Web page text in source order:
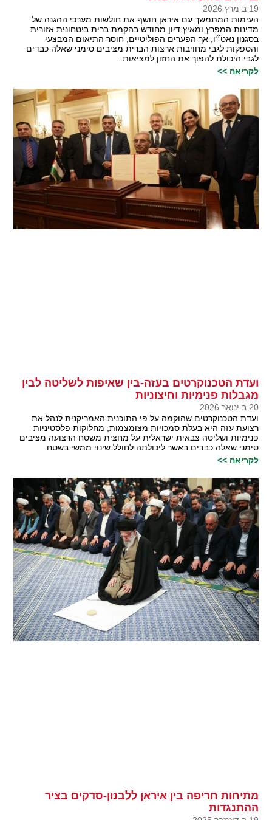
19 ב מרץ 2026
העימות המתמשך עם איראן חושף את חולשות מערכי ההגנה של
מדינות המפרץ ומאיץ דיון מחודש בהקמת ברית ביטחונית אזורית
בסגנון נאט״ו, אך הפערים הפוליטיים, חוסר התיאום המבצעי
והספקות לגבי מחויבות ארצות הברית מציבים סימני שאלה כבדים
לגבי היכולת להפוך את החזון למציאות.
לקריאה >>
ועדת הטכנוקרטים בעזה-בין שאיפות לשליטה לבין
מגבלות פנימיות וחיצוניות
20 ב ינואר 2026
ועדת הטכנוקרטים שהוקמה על פי התוכנית האמריקנית לנהל את
רצועת עזה היא בעלת סמכויות מצומצמות, מחלוקות פלסטיניות
פנימיות ושליטה צבאית ישראלית על מחצית משטח הרצועה מציבים
סימני שאלה כבדים באשר ליכולתה לחולל שינוי ממשי בשטח.
לקריאה >>
מתיחות חריפה בין איראן ללבנון-סדקים בציר
ההתנגדות